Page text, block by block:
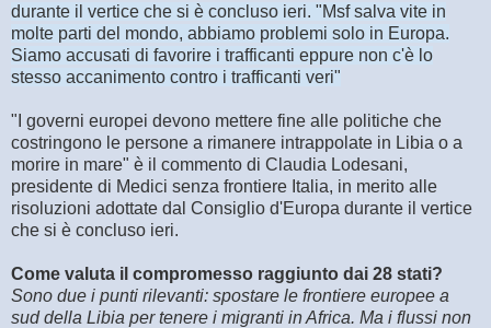
durante il vertice che si è concluso ieri. "Msf salva vite in
molte parti del mondo, abbiamo problemi solo in Europa.
Siamo accusati di favorire i trafficanti eppure non c'è lo
stesso accanimento contro i trafficanti veri"
"I governi europei devono mettere fine alle politiche che
costringono le persone a rimanere intrappolate in Libia o a
morire in mare" è il commento di Claudia Lodesani,
presidente di Medici senza frontiere Italia, in merito alle
risoluzioni adottate dal Consiglio d'Europa durante il vertice
che si è concluso ieri.
Come valuta il compromesso raggiunto dai 28 stati?
Sono due i punti rilevanti: spostare le frontiere europee a
sud della Libia per tenere i migranti in Africa. Ma i flussi non